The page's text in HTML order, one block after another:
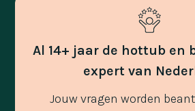
Al 14+ jaar de hottub en
expert van
Jouw vragen worden